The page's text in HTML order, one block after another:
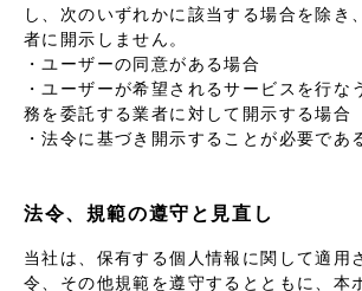
し、次のいずれかに該当する場合を除き
者に開示しません。
・ユーザーの同意がある場合
・ユーザーが希望されるサービスを行な
務を委託する業者に対して開示する場合
・法令に基づき開示することが必要であ
法令、規範の遵守と見直し
当社は、保有する個人情報に関して適用
令、その他規範を遵守するとともに、本